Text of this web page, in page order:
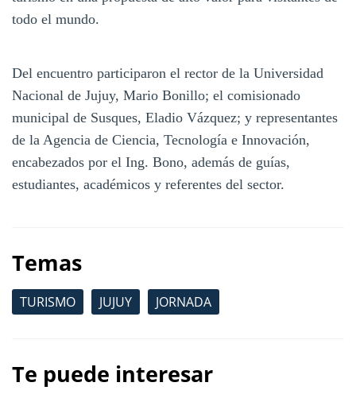
todo el mundo.
Del encuentro participaron el rector de la Universidad
Nacional de Jujuy, Mario Bonillo; el comisionado
municipal de Susques, Eladio Vázquez; y representantes
de la Agencia de Ciencia, Tecnología e Innovación,
encabezados por el Ing. Bono, además de guías,
estudiantes, académicos y referentes del sector.
Temas
TURISMO JUJUY JORNADA
Te puede interesar